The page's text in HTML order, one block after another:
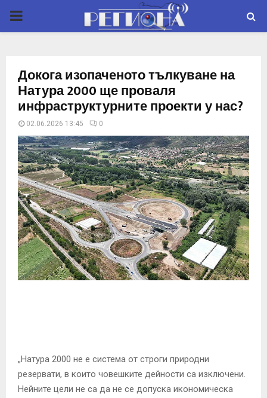
P
M
A
R
Y
M
E
Докога изопаченото тълкуване на
Натура 2000 ще проваля
инфраструктурните проекти у нас?
02.06.2026 13:45 0
„Натура 2000 не е система от строги природни
резервати, в които човешките дейности са изключени.
Нейните цели не са да не се допуска икономическа